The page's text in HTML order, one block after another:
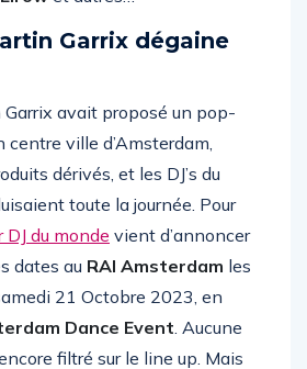
Garrix dégaine
avait proposé un pop-
centre ville d’Amsterdam,
dérivés, et les DJ’s du
toute la journée. Pour
DJ du monde vient d’annoncer
dates auRAI Amsterdam
21 Octobre 2023, en
Dance Event . Aucune